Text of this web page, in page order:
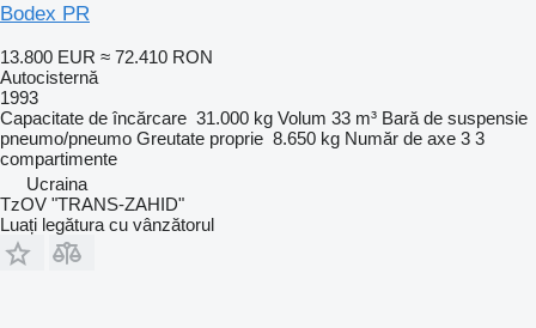
Bodex PR
13.800 EUR ≈ 72.410 RON
Autocisternă
1993
Capacitate de încărcare 31.000 kg Volum 33 m³ Bară de suspensie
pneumo/pneumo Greutate proprie 8.650 kg Număr de axe 3 3
compartimente
Ucraina
TzOV "TRANS-ZAHID"
Luați legătura cu vânzătorul